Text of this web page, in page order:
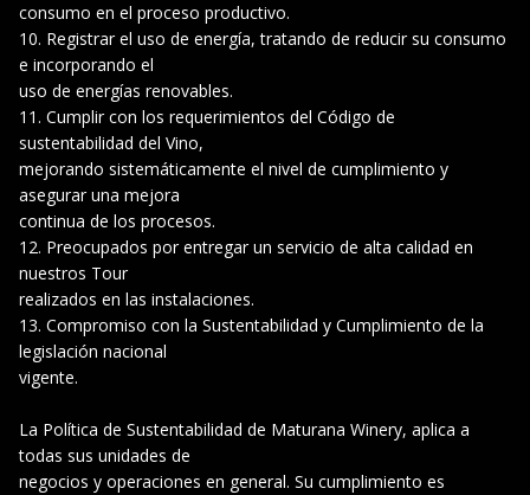
consumo en el proceso productivo.
Registrar el uso de energía, tratando de reducir su consumo
e incorporando el
uso de energías renovables.
Cumplir con los requerimientos del Código de
sustentabilidad del Vino,
mejorando sistemáticamente el nivel de cumplimiento y
asegurar una mejora
continua de los procesos.
Preocupados por entregar un servicio de alta calidad en
nuestros Tour
realizados en las instalaciones.
Compromiso con la Sustentabilidad y Cumplimiento de la
legislación nacional
vigente.
La Política de Sustentabilidad de Maturana Winery, aplica a
todas sus unidades de
negocios y operaciones en general. Su cumplimiento es